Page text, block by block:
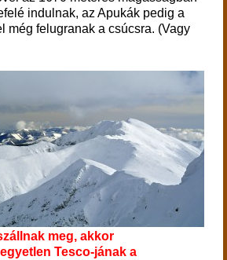
indulnak, az Apukák pedig a
még felugranak a csúcsra. (Vagy
meg, akkor
Tesco-jának a